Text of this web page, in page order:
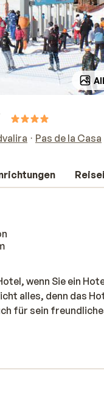
Pas de la Casa
wenn Sie ein
alles, denn das
für sein
nach einem
hat wirklich alle